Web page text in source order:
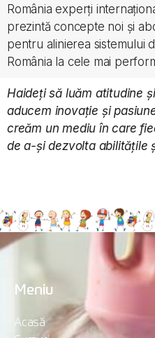
România experți
prezintă concepte noi și
pentru alinierea sistemului
România la cele mai
Haideți să luăm atitudine
aducem inovație și
creăm un mediu în care
de a-și dezvolta abilitățile
Meniu
Acasă